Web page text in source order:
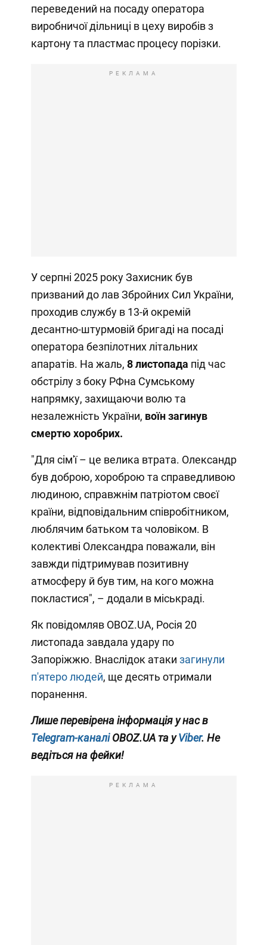
переведений на посаду оператора
виробничої дільниці в цеху виробів з
картону та пластмас процесу порізки.
РЕКЛАМА
У серпні 2025 року Захисник був
призваний до лав Збройних Сил України,
проходив службу в 13-й окремій
десантно-штурмовій бригаді на посаді
оператора безпілотних літальних
апаратів. На жаль, 8 листопада під час
обстрілу з боку РФна Сумському
напрямку, захищаючи волю та
незалежність України, воїн загинув
смертю хоробрих.
"Для сім'ї – це велика втрата. Олександр
був доброю, хороброю та справедливою
людиною, справжнім патріотом своєї
країни, відповідальним співробітником,
люблячим батьком та чоловіком. В
колективі Олександра поважали, він
завжди підтримував позитивну
атмосферу й був тим, на кого можна
покластися", – додали в міськраді.
Як повідомляв OBOZ.UA, Росія 20
листопада завдала удару по
Запоріжжю. Внаслідок атаки загинули
п'ятеро людей, ще десять отримали
поранення.
Лише перевірена інформація у нас в
Telegram-каналіOBOZ.UA та уViber. Не
ведіться на фейки!
РЕКЛАМА